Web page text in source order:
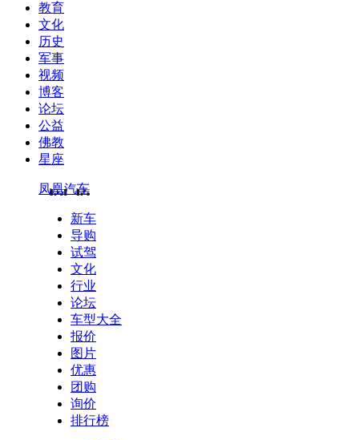
教育
文化
历史
军事
视频
博客
论坛
公益
佛教
星座
凤凰汽车
新车
导购
试驾
文化
行业
论坛
车型大全
报价
图片
优惠
团购
询价
排行榜